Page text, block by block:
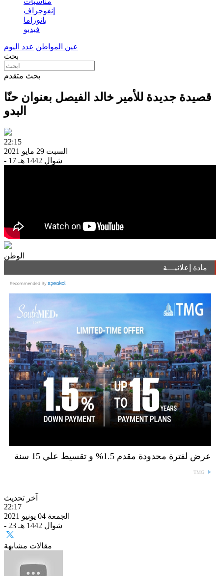
إنفوجراف
بانوراما
فيديو
عين المواطن عدد اليوم
بحث
بحث متقدم
قصيدة جديدة للأمير خالد الفيصل بعنوان حنّا
البدو
22:15
السبت 29 مايو 2021
- 17 شوال 1442 هـ
الوطن
مادة إعلانيـــة
عرض لفترة محدودة مقدم 1.5% و تقسيط علي 15 سنة
TMG
آخر تحديث
22:17
الجمعة 04 يونيو 2021
- 23 شوال 1442 هـ
مقالات مشابهة